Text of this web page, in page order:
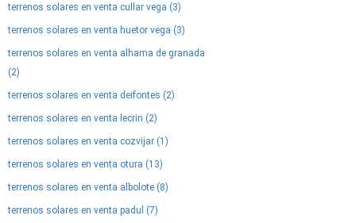
terrenos solares en venta cullar vega (3)
terrenos solares en venta huetor vega (3)
terrenos solares en venta alhama de granada
(2)
terrenos solares en venta deifontes (2)
terrenos solares en venta lecrin (2)
terrenos solares en venta cozvijar (1)
terrenos solares en venta otura (13)
terrenos solares en venta albolote (8)
terrenos solares en venta padul (7)